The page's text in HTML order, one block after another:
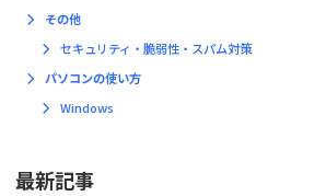
その他
セキュリティ・脆弱性・スパム対策
パソコンの使い方
Windows
最新記事